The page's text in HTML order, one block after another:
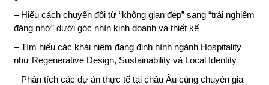
– Cập nhật xu hướng thiết kế khách sạn, nhà hàng trên thế
giới
– Hiểu cách chuyển đổi từ “không gian đẹp” sang “trải
nghiệm đáng nhớ” dưới góc nhìn kinh doanh và thiết kế
– Tìm hiểu các khái niệm đang định hình ngành Hospitality